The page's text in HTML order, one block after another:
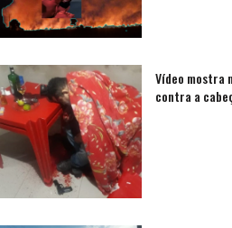
Vídeo mostra
contra a